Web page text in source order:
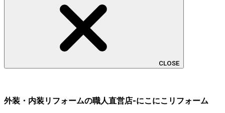
CLOSE
外装・内装リフォームの職人直営店-にこにこリフォーム